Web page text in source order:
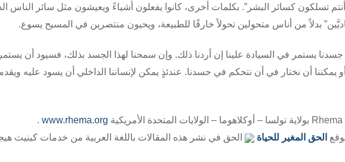
تسلكون كسائر البشر”. بكلمات أخرى، كانوا يفعلون أشياءً ويعيشون مثل سائر الناس
عاديَّين” بدلاً من أناس متحولين تحولاً خارقًا للطبيعة، ويحيون منتصرين في المسيح يسوع.
جسدنا يستمر في السيادة علينا إن أردنا ذلك. وإن سمحنا لهذا الجسد بذلك، فسيود أن
أو يمكننا أن نختار في أن نتحكم في جسدنا. عندئذٍ يمكن لإنساننا الداخلي أن يسود عليه
Rhema بولاية تولسا – أوكلاهوما – الولايات المتحدة الأمريكية www.rhema.org
.
الحق المغير للحياة الحق في نشر هذه المقالات باللغة العربية من خدمات كينيث